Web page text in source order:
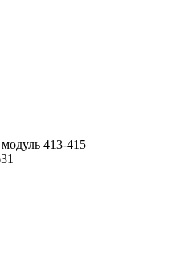
413-415